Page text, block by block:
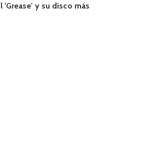
'Grease' y su disco más